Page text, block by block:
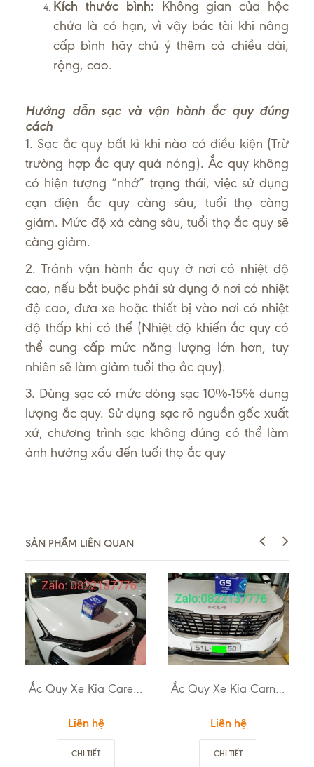
Kích thước bình: Không gian của hộc
chứa là có hạn, vì vậy bác tài khi nâng
cấp bình hãy chú ý thêm cả chiều dài,
rộng, cao.
Hướng dẫn sạc và vận hành ắc quy đúng
cách
1. Sạc ắc quy bất kì khi nào có điều kiện (Trừ
trường hợp ắc quy quá nóng). Ắc quy không
có hiện tượng “nhớ” trạng thái, việc sử dụng
cạn điện ắc quy càng sâu, tuổi thọ càng
giảm. Mức độ xả càng sâu, tuổi thọ ắc quy sẽ
càng giảm.
2. Tránh vận hành ắc quy ở nơi có nhiệt độ
cao, nếu bắt buộc phải sử dụng ở nơi có nhiệt
độ cao, đưa xe hoặc thiết bị vào nơi có nhiệt
độ thấp khi có thể (Nhiệt độ khiến ắc quy có
thể cung cấp mức năng lượng lớn hơn, tuy
nhiên sẽ làm giảm tuổi thọ ắc quy).
3. Dùng sạc có mức dòng sạc 10%-15% dung
lượng ắc quy. Sử dụng sạc rõ nguồn gốc xuất
xứ, chương trình sạc không đúng có thể làm
ảnh hưởng xấu đến tuổi thọ ắc quy
SẢN PHẨM LIÊN QUAN
Liên hệ
CHI TIẾT
Liên hệ
CHI TIẾT